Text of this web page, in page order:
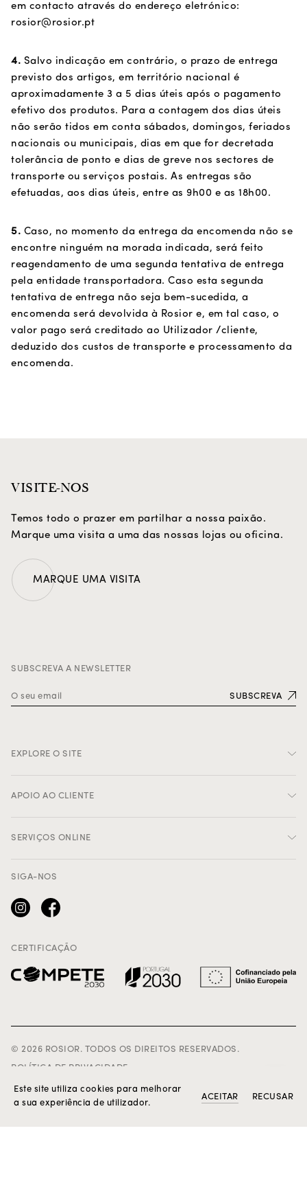
em contacto através do endereço eletrónico:
rosior@rosior.pt
4. Salvo indicação em contrário, o prazo de entrega
previsto dos artigos, em território nacional é
aproximadamente 3 a 5 dias úteis após o pagamento
efetivo dos produtos. Para a contagem dos dias úteis
não serão tidos em conta sábados, domingos, feriados
nacionais ou municipais, dias em que for decretada
tolerância de ponto e dias de greve nos sectores de
transporte ou serviços postais. As entregas são
efetuadas, aos dias úteis, entre as 9h00 e as 18h00.
5. Caso, no momento da entrega da encomenda não se
encontre ninguém na morada indicada, será feito
reagendamento de uma segunda tentativa de entrega
pela entidade transportadora. Caso esta segunda
tentativa de entrega não seja bem-sucedida, a
encomenda será devolvida à Rosior e, em tal caso, o
valor pago será creditado ao Utilizador /cliente,
deduzido dos custos de transporte e processamento da
encomenda.
Este site utiliza cookies para melhorar
a sua experiência de utilizador.
ACEITAR RECUSAR
VISITE-NOS
Temos todo o prazer em partilhar a nossa paixão.
Marque uma visita a uma das nossas lojas ou oficina.
MARQUE UMA VISITA
SUBSCREVA A NEWSLETTER
SUBSCREVA
EXPLORE O SITE
Legado de Manuel Rosas
APOIO AO CLIENTE
SERVIÇOS ONLINE
Opções de envio
Livro de Reclamações
SIGA-NOS
CERTIFICAÇÃO
© 2026 ROSIOR. TODOS OS DIREITOS RESERVADOS.
POLÍTICA DE PRIVACIDADE
TERMOS E CONDIÇÕES
CRÉDITOS